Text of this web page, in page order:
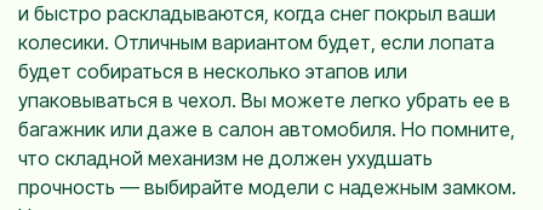
и быстро раскладываются, когда снег покрыл ваши
колесики. Отличным вариантом будет, если лопата
будет собираться в несколько этапов или
упаковываться в чехол. Вы можете легко убрать ее в
багажник или даже в салон автомобиля. Но помните,
что складной механизм не должен ухудшать
прочность — выбирайте модели с надежным замком.